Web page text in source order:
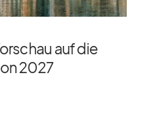
auf die
2027